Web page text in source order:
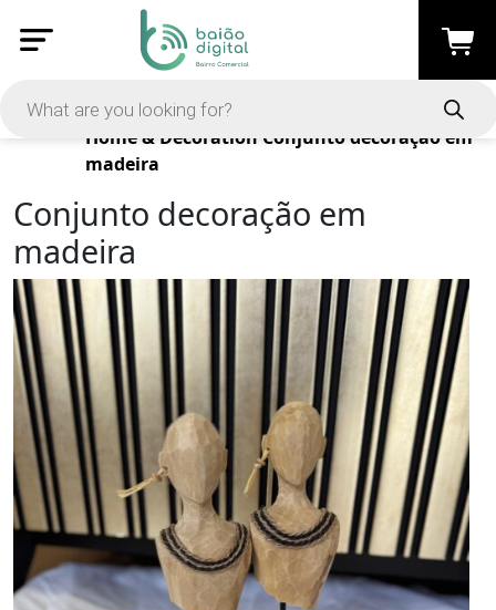
Products
Home & Decoration Conjunto decoração em
madeira
Conjunto decoração em
madeira